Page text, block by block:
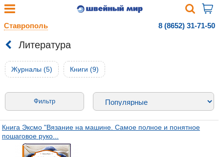
Ставрополь 8 (8652) 31-71-50
Литература
Журналы (5) Книги (9)
Фильтр
Книга Эксмо "Вязание на машине. Самое полное и понятное
пошаговое руко...